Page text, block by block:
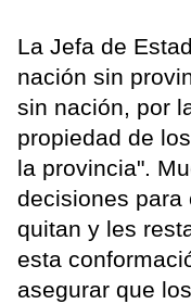
La Jefa de
nación sin
sin nación, por
propiedad de
la provincia".
decisiones para
quitan y les
esta
asegurar que